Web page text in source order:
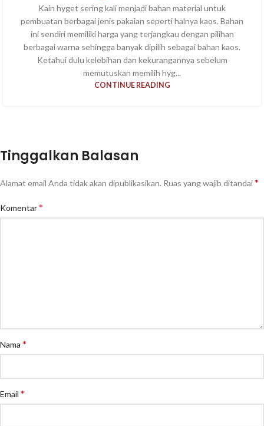
Kain hyget sering kali menjadi bahan material untuk
pembuatan berbagai jenis pakaian seperti halnya kaos. Bahan
ini sendiri memiliki harga yang terjangkau dengan pilihan
berbagai warna sehingga banyak dipilih sebagai bahan kaos.
Ketahui dulu kelebihan dan kekurangannya sebelum
memutuskan memilih hyg...
CONTINUE READING
Tinggalkan Balasan
Alamat email Anda tidak akan dipublikasikan. Ruas yang wajib ditandai*
Komentar*
Nama *
Email *